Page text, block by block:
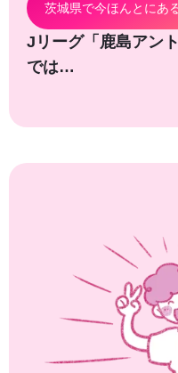
茨城県で今ほんとにあ
Jリーグ「鹿島アン
では…